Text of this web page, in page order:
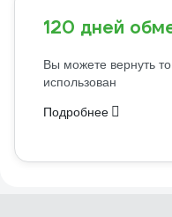
120 дней
Вы можете вернуть
использован
Подробнее